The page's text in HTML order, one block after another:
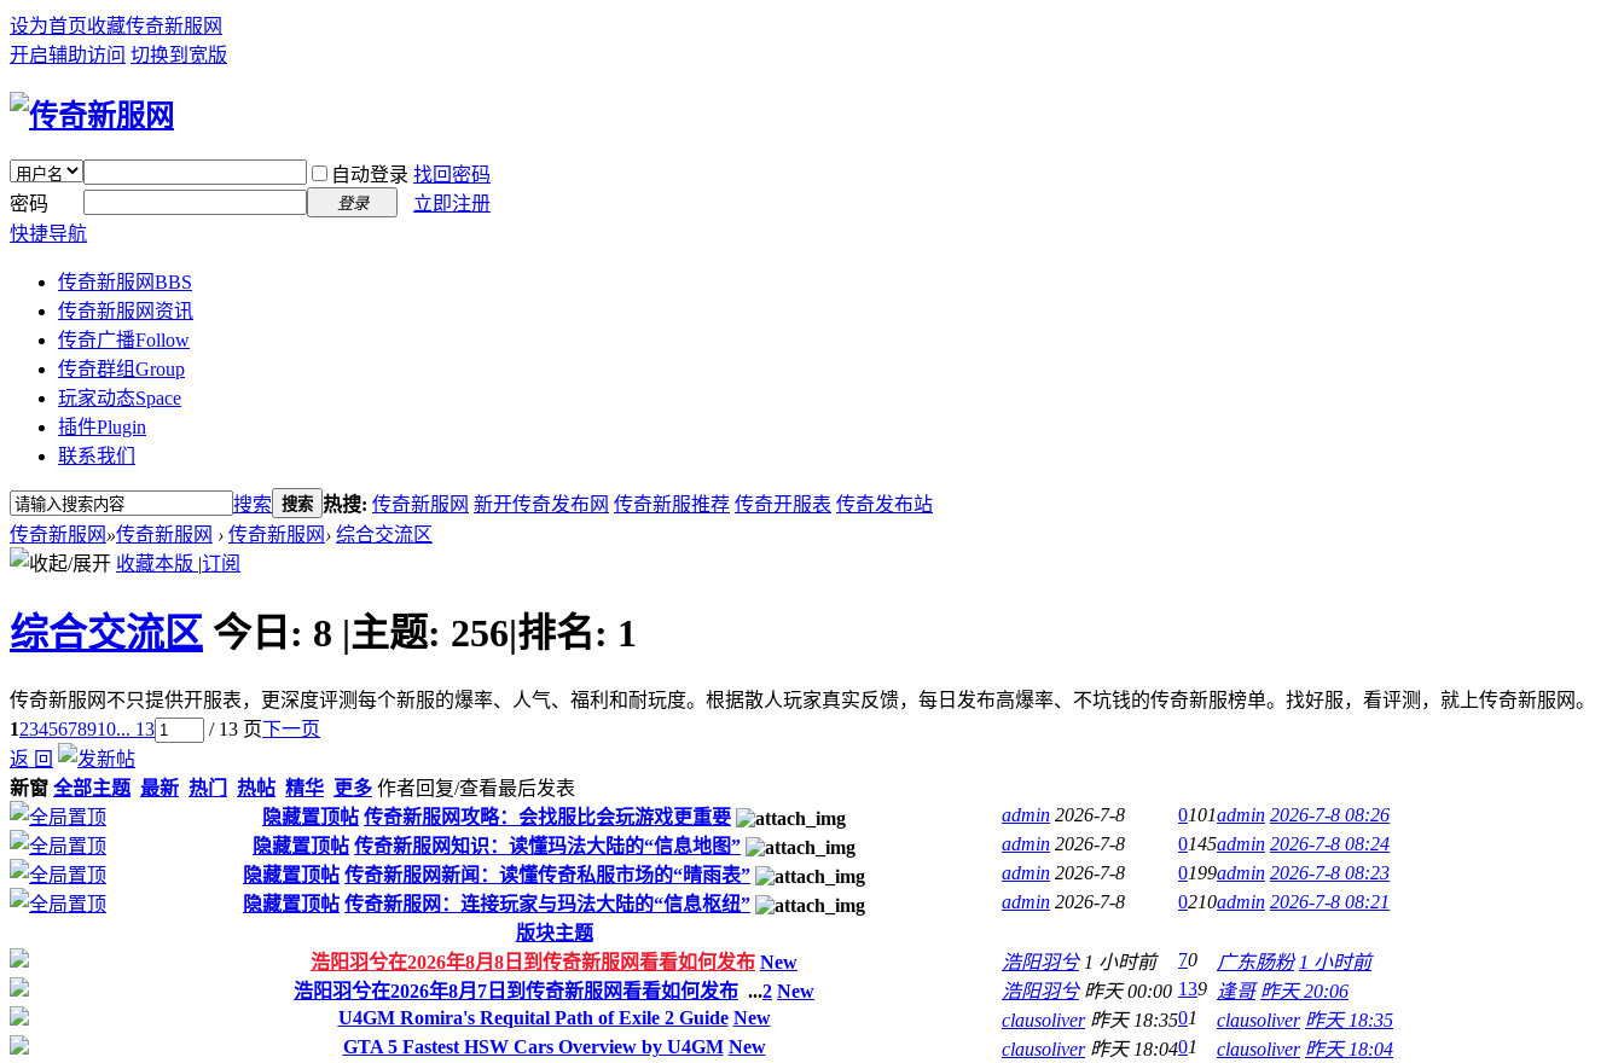
设为首页收藏传奇新服网
开启辅助访问 切换到宽版
自动登录 找回密码
密码
登录
立即注册
快捷导航
传奇新服网BBS
传奇新服网资讯
传奇广播Follow
传奇群组Group
玩家动态Space
插件Plugin
联系我们
搜索 搜索 热搜: 传奇新服网 新开传奇发布网 传奇新服推荐 传奇开服表 传奇发布站
传奇新服网 »传奇新服网 › 传奇新服网 › 综合交流区
收藏本版 |订阅
综合交流区 今日: 8 |主题: 256|排名: 1
传奇新服网不只提供开服表，更深度评测每个新服的爆率、人气、福利和耐玩度。根据散人玩家真实反馈，每日发布高爆率、不坑钱的传奇新服榜单。找好服，看评测，就上传奇新服网。
12345678910... 13 / 13 页下一页
返 回
新窗 全部主题 最新 热门 热帖 精华 更多 作者回复/查看最后发表
隐藏置顶帖 传奇新服网攻略：会找服比会玩游戏更重要 admin 2026-7-8 0101admin 2026-7-8 08:26
隐藏置顶帖 传奇新服网知识：读懂玛法大陆的“信息地图” admin 2026-7-8 0145admin 2026-7-8 08:24
隐藏置顶帖 传奇新服网新闻：读懂传奇私服市场的“晴雨表” admin 2026-7-8 0199admin 2026-7-8 08:23
隐藏置顶帖 传奇新服网：连接玩家与玛法大陆的“信息枢纽” admin 2026-7-8 0210admin 2026-7-8 08:21
版块主题
浩阳羽兮在2026年8月8日到传奇新服网看看如何发布 New 浩阳羽兮 1 小时前 70 广东肠粉 1 小时前
浩阳羽兮在2026年8月7日到传奇新服网看看如何发布 ...2 New 浩阳羽兮 昨天 00:00 139 逢哥 昨天 20:06
U4GM Romira's Requital Path of Exile 2 Guide New clausoliver 昨天 18:3501 clausoliver 昨天 18:35
GTA 5 Fastest HSW Cars Overview by U4GM New clausoliver 昨天 18:0401 clausoliver 昨天 18:04